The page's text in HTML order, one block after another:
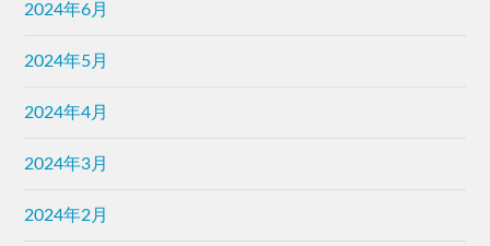
2024年6月
2024年5月
2024年4月
2024年3月
2024年2月